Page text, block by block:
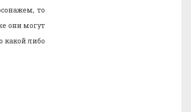
то
они могут
какой либо